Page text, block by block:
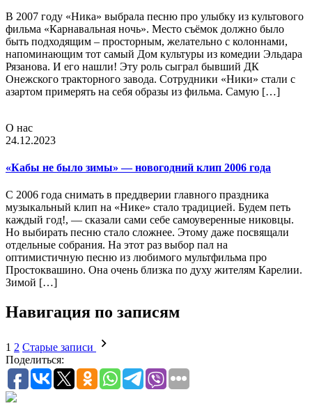
В 2007 году «Ника» выбрала песню про улыбку из культового
фильма «Карнавальная ночь». Место съёмок должно было
быть подходящим – просторным, желательно с колоннами,
напоминающим тот самый Дом культуры из комедии Эльдара
Рязанова. И его нашли! Эту роль сыграл бывший ДК
Онежского тракторного завода. Сотрудники «Ники» стали с
азартом примерять на себя образы из фильма. Самую […]
О нас
24.12.2023
«Кабы не было зимы» — новогодний клип 2006 года
С 2006 года снимать в преддверии главного праздника
музыкальный клип на «Нике» стало традицией. Будем петь
каждый год!, — сказали сами себе самоуверенные никовцы.
Но выбирать песню стало сложнее. Этому даже посвящали
отдельные собрания. На этот раз выбор пал на
оптимистичную песню из любимого мультфильма про
Простоквашино. Она очень близка по духу жителям Карелии.
Зимой […]
Навигация по записям
1 2 Старые записи
Поделиться: